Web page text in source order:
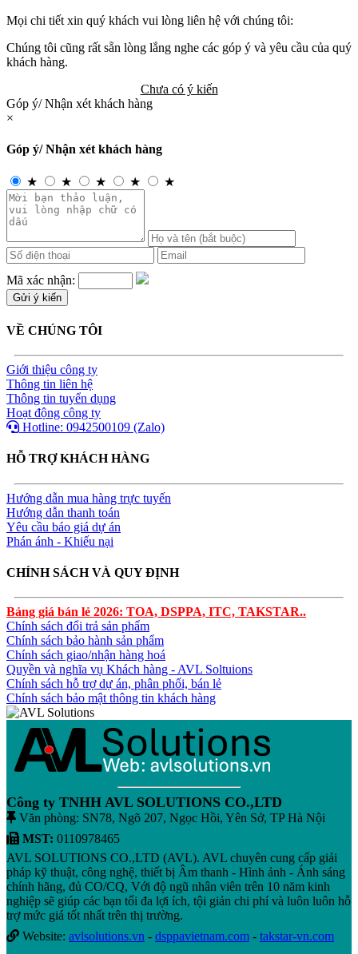
Mọi chi tiết xin quý khách vui lòng liên hệ với chúng tôi:
Chúng tôi cũng rất sẵn lòng lắng nghe các góp ý và yêu cầu của quý
khách hàng.
Chưa có ý kiến
Góp ý/ Nhận xét khách hàng
×
Góp ý/ Nhận xét khách hàng
★ ★ ★ ★ ★
Mã xác nhận:
VỀ CHÚNG TÔI
Giới thiệu công ty
Thông tin liên hệ
Thông tin tuyển dụng
Hoạt động công ty
Hotline: 0942500109 (Zalo)
HỖ TRỢ KHÁCH HÀNG
Hướng dẫn mua hàng trực tuyến
Hướng dẫn thanh toán
Yêu cầu báo giá dự án
Phán ánh - Khiếu nại
CHÍNH SÁCH VÀ QUY ĐỊNH
Bảng giá bán lẻ 2026: TOA, DSPPA, ITC, TAKSTAR..
Chính sách đổi trả sản phẩm
Chính sách bảo hành sản phẩm
Chính sách giao/nhận hàng hoá
Quyền và nghĩa vụ Khách hàng - AVL Soltuions
Chính sách hỗ trợ dự án, phân phối, bán lẻ
Chính sách bảo mật thông tin khách hàng
Công ty TNHH AVL SOLUTIONS CO.,LTD
Văn phòng: SN78, Ngõ 207, Ngọc Hồi, Yên Sở, TP Hà Nội
MST: 0110978465
AVL SOLUTIONS CO.,LTD (AVL). AVL chuyên cung cấp giải
pháp kỹ thuật, công nghệ, thiết bị Âm thanh - Hình ảnh - Ánh sáng
chính hãng, đủ CO/CQ, Với độ ngũ nhân viên trên 10 năm kinh
nghiệp sẽ giúp các bạn tối đa lợi ích, tội giản chi phí và luôn luôn hỗ
trợ mức giá tốt nhất trên thị trường.
Website: avlsolutions.vn - dsppavietnam.com - takstar-vn.com